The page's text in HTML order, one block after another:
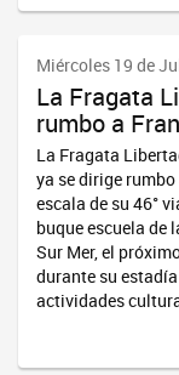
Miércoles 19 de
La Fragata
rumbo a
La Fragata
ya se dirige
escala de su 46°
buque escuela de
Sur Mer, el
durante su
actividades